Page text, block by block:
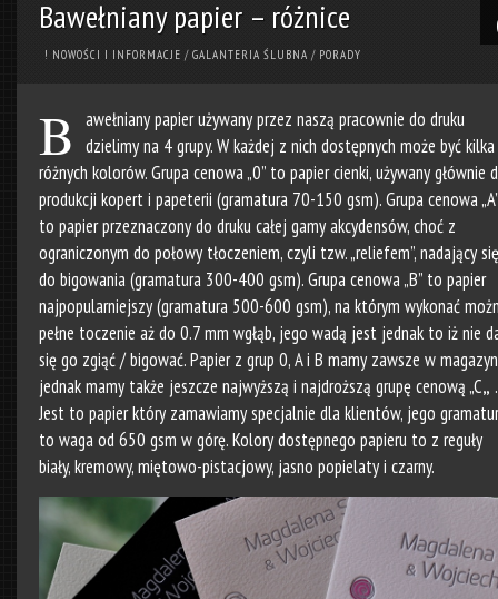
Bawełniany papier – różnice
! NOWOŚCI I INFORMACJE / GALANTERIA ŚLUBNA / PORADY
B awełniany papier używany przez naszą pracownie do druku
dzielimy na 4 grupy. W każdej z nich dostępnych może być kilka
różnych kolorów. Grupa cenowa „0” to papier cienki, używany głównie
produkcji kopert i papeterii (gramatura 70-150 gsm). Grupa cenowa „A”
to papier przeznaczony do druku całej gamy akcydensów, choć z
ograniczonym do połowy tłoczeniem, czyli tzw. „reliefem”, nadający się
do bigowania (gramatura 300-400 gsm). Grupa cenowa „B” to papier
najpopularniejszy (gramatura 500-600 gsm), na którym wykonać
pełne toczenie aż do 0.7 mm wgłąb, jego wadą jest jednak to iż nie
się go zgiąć / bigować. Papier z grup 0, A i B mamy zawsze w
jednak mamy także jeszcze najwyższą i najdroższą grupę cenową „C„ .
Jest to papier który zamawiamy specjalnie dla klientów, jego
to waga od 650 gsm w górę. Kolory dostępnego papieru to z reguły
biały, kremowy, miętowo-pistacjowy, jasno popielaty i czarny.